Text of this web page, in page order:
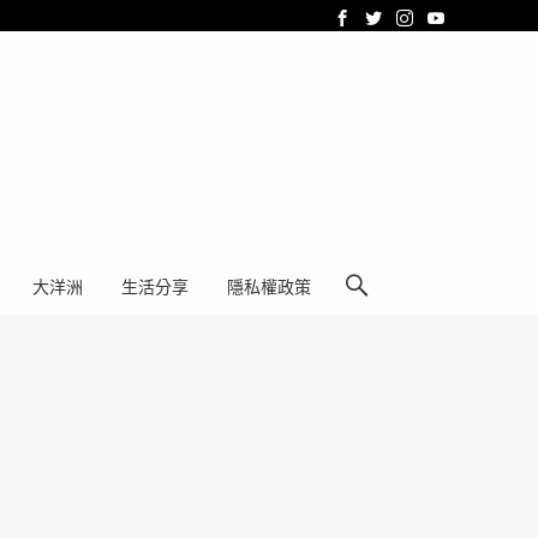
大洋洲 生活分享 隱私權政策